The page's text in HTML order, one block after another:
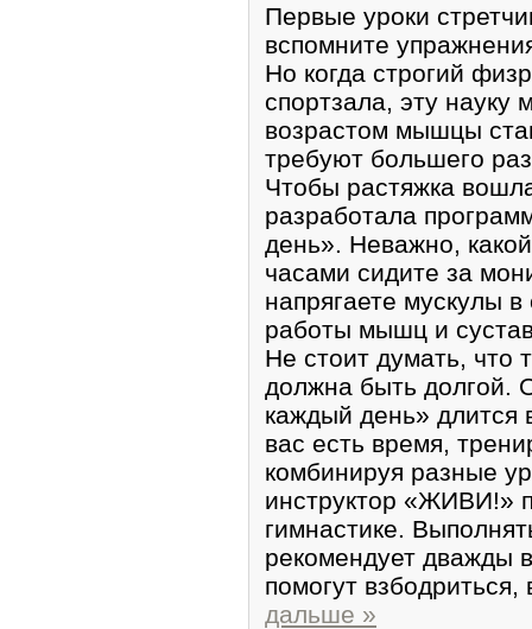
Первые уроки
вспомните
Но когда строгий
спортзала, эту
возрастом мышцы
требуют большего
Чтобы растяжка
разработала
день». Неважно,
часами сидите за
напрягаете мускулы
работы мышц и
Не стоит думать, что
должна быть долгой.
каждый день» длится
вас есть время,
комбинируя разные
инструктор «ЖИВИ!»
гимнастике.
рекомендует дважды
помогут
дальше »